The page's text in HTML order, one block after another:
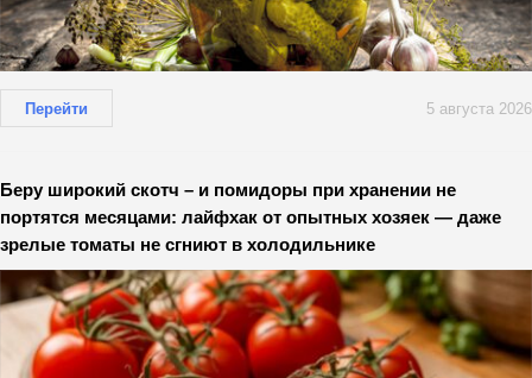
Перейти 5 августа 2026
Беру широкий скотч – и помидоры при хранении не
портятся месяцами: лайфхак от опытных хозяек — даже
зрелые томаты не сгниют в холодильнике